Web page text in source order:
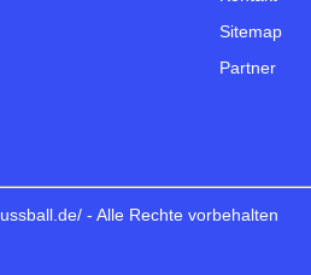
Sitemap
Partner
- Alle Rechte vorbehalten